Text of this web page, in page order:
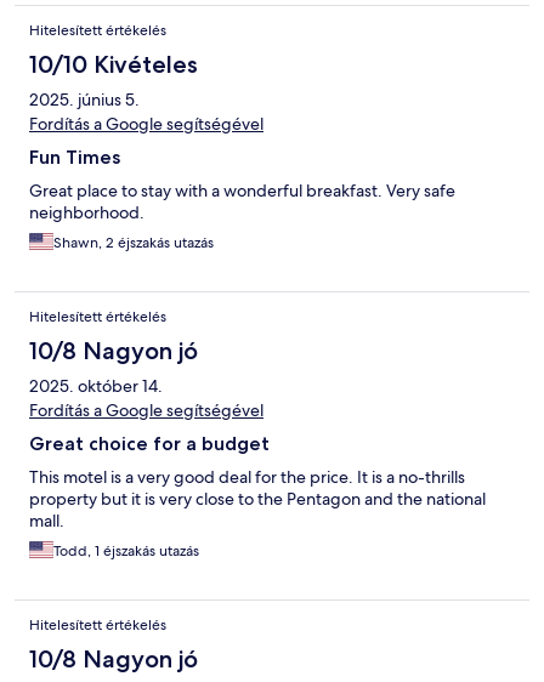
Hitelesített értékelés
10/10 Kivételes
2025. június 5.
Fordítás a Google segítségével
Fun Times
Great place to stay with a wonderful breakfast. Very safe
neighborhood.
Shawn, 2 éjszakás utazás
Hitelesített értékelés
10/8 Nagyon jó
2025. október 14.
Fordítás a Google segítségével
Great choice for a budget
This motel is a very good deal for the price. It is a no-thrills
property but it is very close to the Pentagon and the national
mall.
Todd, 1 éjszakás utazás
Hitelesített értékelés
10/8 Nagyon jó